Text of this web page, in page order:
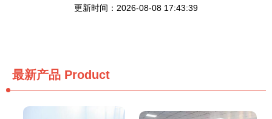
更新时间：2026-08-08 17:43:39
最新产品 Product